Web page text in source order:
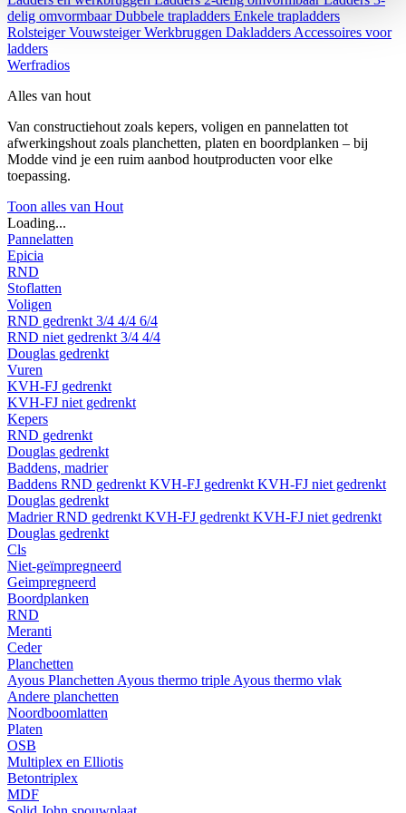
delig omvormbaarDubbele trapladders Enkele trapladders
RolsteigerVouwsteigerWerkbruggen Dakladders Accessoires voor
ladders
Werfradios
Alles van hout
Van constructiehout zoals kepers, voligen en pannelatten tot
afwerkingshout zoals planchetten, platen en boordplanken – bij
Modde vind je een ruim aanbod houtproducten voor elke
toepassing.
Toon alles van Hout
Loading...
Pannelatten
Epicia
RND
Stoflatten
Voligen
RND gedrenkt 3/4 4/4 6/4
RND niet gedrenkt 3/4 4/4
Douglas gedrenkt
Vuren
KVH-FJ gedrenkt
KVH-FJ niet gedrenkt
Kepers
RND gedrenkt
Douglas gedrenkt
Baddens, madrier
Baddens RND gedrenkt KVH-FJ gedrenkt KVH-FJ niet gedrenkt
Douglas gedrenkt
MadrierRND gedrenkt KVH-FJ gedrenkt KVH-FJ niet gedrenkt
Douglas gedrenkt
Cls
Niet-geïmpregneerd
Geimpregneerd
Boordplanken
RND
Meranti
Ceder
Planchetten
Ayous Planchetten Ayous thermo triple Ayous thermo vlak
Andere planchetten
Noordboomlatten
Platen
OSB
Multiplex en Elliotis
Betontriplex
MDF